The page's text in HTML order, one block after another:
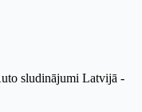
sludinājumi Latvijā -